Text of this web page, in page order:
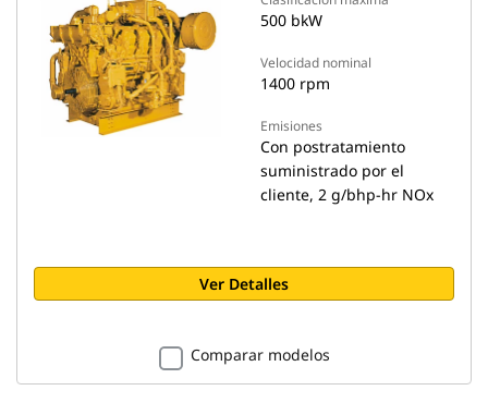
500 bkW
Velocidad nominal
1400 rpm
Emisiones
Con postratamiento
suministrado por el
cliente, 2 g/bhp-hr NOx
Ver Detalles
Comparar modelos